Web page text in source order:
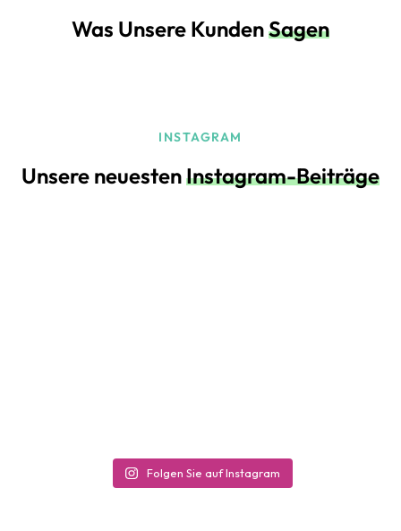
Was Unsere KundenSagen
INSTAGRAM
Unsere neuestenInstagram-Beiträge
Folgen Sie auf Instagram